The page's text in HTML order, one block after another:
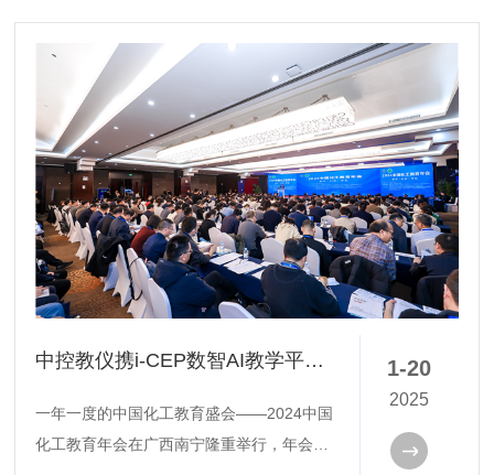
中控教仪携i-CEP数智AI教学平台参加2024中国化工教育年会
一年一度的中国化工教育盛会——2024中国
化工教育年会在广西南宁隆重举行，年会由
1-20
2025